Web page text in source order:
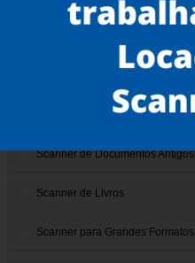
Scanner de Documentos
Scanner de Documentos Antigos
Scanner de Livros
Scanner para Grandes Formatos